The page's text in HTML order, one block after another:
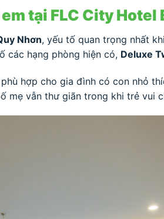
tại FLC City Hotel
Nhơn, yếu tố quan trọng nhất
các hạng phòng hiện có, Deluxe
hợp cho gia đình có con nhỏ
mẹ vẫn thư giãn trong khi trẻ vui